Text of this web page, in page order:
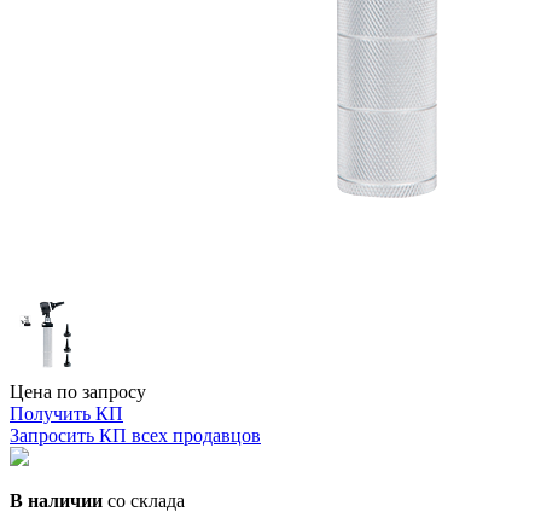
Цена по запросу
Получить КП
Запросить КП всех продавцов
В наличии со склада